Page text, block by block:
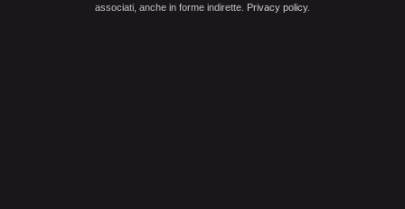
associati, anche in forme indirette. Privacy policy.